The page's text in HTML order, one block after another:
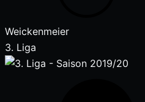
Weickenmeier
3. Liga